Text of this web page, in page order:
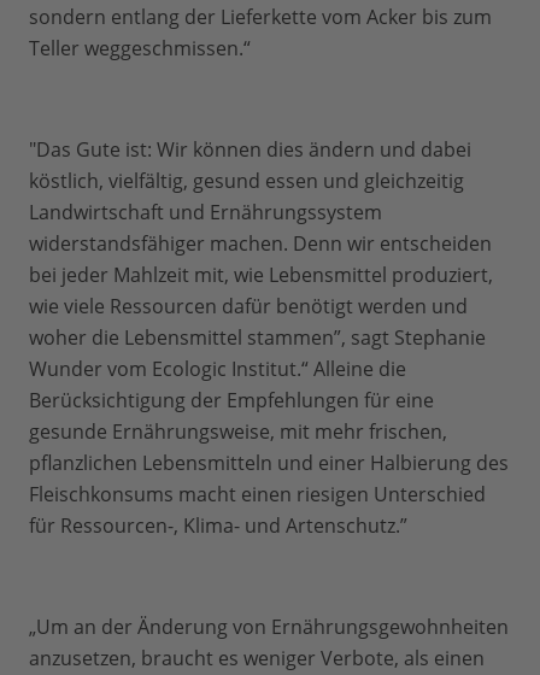
sondern entlang der Lieferkette vom Acker bis zum
Teller weggeschmissen.“
"Das Gute ist: Wir können dies ändern und dabei
köstlich, vielfältig, gesund essen und gleichzeitig
Landwirtschaft und Ernährungssystem
widerstandsfähiger machen. Denn wir entscheiden
bei jeder Mahlzeit mit, wie Lebensmittel produziert,
wie viele Ressourcen dafür benötigt werden und
woher die Lebensmittel stammen”, sagt Stephanie
Wunder vom Ecologic Institut.“ Alleine die
Berücksichtigung der Empfehlungen für eine
gesunde Ernährungsweise, mit mehr frischen,
pflanzlichen Lebensmitteln und einer Halbierung des
Fleischkonsums macht einen riesigen Unterschied
für Ressourcen-, Klima- und Artenschutz.”
„Um an der Änderung von Ernährungsgewohnheiten
anzusetzen, braucht es weniger Verbote, als einen